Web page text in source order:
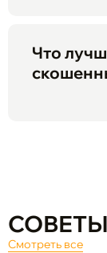
Что
Смотреть все